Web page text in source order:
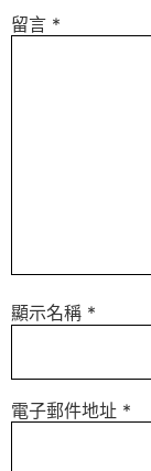
留言 *
顯示名稱 *
電子郵件地址 *